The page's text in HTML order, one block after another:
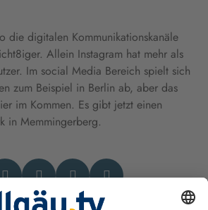
die digitalen Kommunikationskanäle
Allein Instagram hat mehr als
Im social Media Bereich spielt sich
zum Beispiel in Berlin ab, aber das
im Kommen. Es gibt jetzt einen
in Memmingerberg.